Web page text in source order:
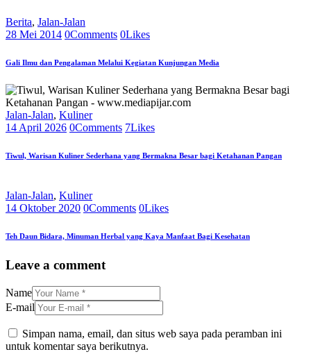
Berita, Jalan-Jalan
28 Mei 2014 0Comments 0Likes
Gali Ilmu dan Pengalaman Melalui Kegiatan Kunjungan Media
Jalan-Jalan, Kuliner
14 April 2026 0Comments 7Likes
Tiwul, Warisan Kuliner Sederhana yang Bermakna Besar bagi Ketahanan Pangan
Jalan-Jalan, Kuliner
14 Oktober 2020 0Comments 0Likes
Teh Daun Bidara, Minuman Herbal yang Kaya Manfaat Bagi Kesehatan
Leave a comment
Name
E-mail
Simpan nama, email, dan situs web saya pada peramban ini
untuk komentar saya berikutnya.